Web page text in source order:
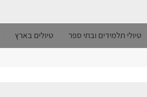
טיולי תלמידים ובתי ספר טיולים בארץ